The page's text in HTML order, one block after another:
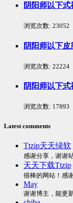
阴阳师以下
浏览次数: 23052
阴阳师以下
浏览次数: 22224
阴阳师以下
浏览次数: 17893
Latest comments
Ttzip天天绿软
感谢分享，谢谢
天天下载Ttzip
很棒的网站！感
May
谢谢博主，能更